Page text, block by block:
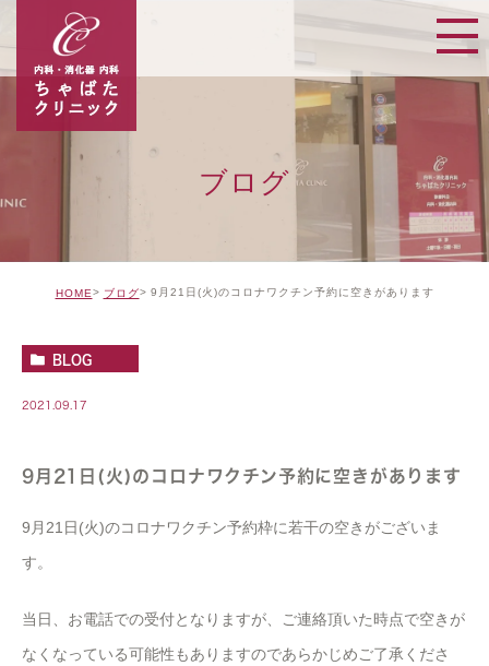
ブログ
HOME ブログ 9月21日(火)のコロナワクチン予約に空きがあります
BLOG
2021.09.17
9月21日(火)のコロナワクチン予約に空きがあります
9月21日(火)のコロナワクチン予約枠に若干の空きがございま
す。
当日、お電話での受付となりますが、ご連絡頂いた時点で空きが
なくなっている可能性もありますのであらかじめご了承くださ